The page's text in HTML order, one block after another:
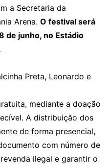
a Secretaria da
Arena. O festival será
de junho, no Estádio
Preta, Leonardo e
mediante a doação
A distribuição dos
de forma presencial,
com número de
ilegal e garantir o